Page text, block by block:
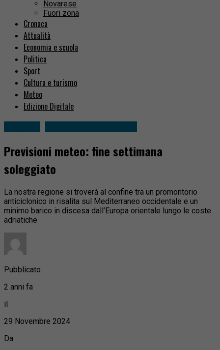
Novarese
Fuori zona
Cronaca
Attualità
Economia e scuola
Politica
Sport
Cultura e turismo
Meteo
Edizione Digitale
Previsioni meteo: fine settimana
soleggiato
La nostra regione si troverà al confine tra un promontorio
anticiclonico in risalita sul Mediterraneo occidentale e un
minimo barico in discesa dall’Europa orientale lungo le coste
adriatiche
Pubblicato
2 anni fa
il
29 Novembre 2024
Da